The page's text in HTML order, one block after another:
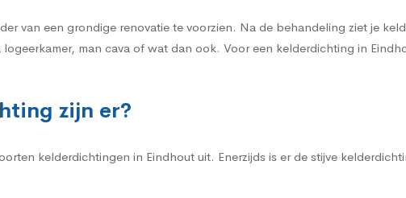
van een grondige renovatie te voorzien. Na de behandeling ziet je
man cava of wat dan ook. Voor een kelderdichting in
zijn er?
kelderdichtingen in Eindhout uit. Enerzijds is er de stijve